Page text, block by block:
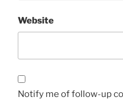
Website
Notify me of follow-up